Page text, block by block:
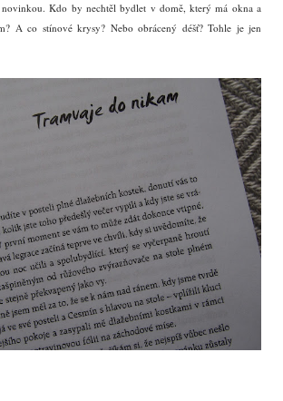
Kdo by nechtěl bydlet v domě, který má okna a
A co stínové krysy? Nebo obrácený déšť? Tohle je jen